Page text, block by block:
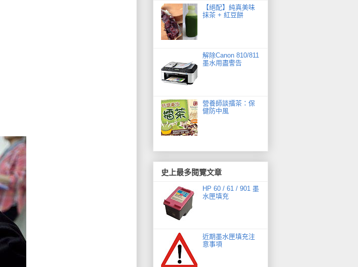
【絕配】純真美味
抹茶 + 紅豆餅
解除Canon 810/811
墨水用盡警告
營養師談擂茶：保
健防中風
史上最多閱覽文章
HP 60 / 61 / 901 墨
水匣填充
近期墨水匣填充注
意事項